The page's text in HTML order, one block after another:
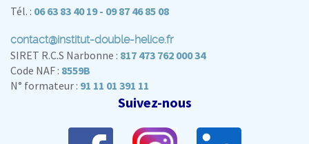
Tél. : 06 63 83 40 19 - 09 87 46 85 08
contact@institut-double-helice.fr
SIRET R.C.S Narbonne : 817 473 762 000 34
Code NAF : 8559B
N° formateur : 91 11 01 391 11
Suivez-nous